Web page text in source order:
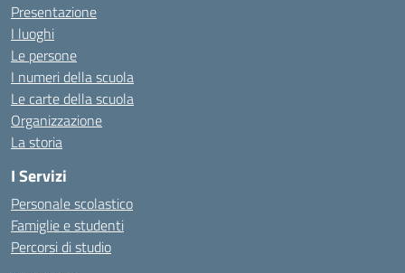
Presentazione
I luoghi
Le persone
I numeri della scuola
Le carte della scuola
Organizzazione
La storia
I Servizi
Personale scolastico
Famiglie e studenti
Percorsi di studio